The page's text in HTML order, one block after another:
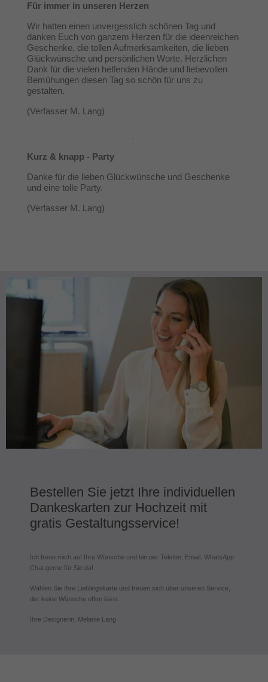
Für immer in unseren Herzen
Wir hatten einen unvergesslich schönen Tag und
danken Euch von ganzem Herzen für die ideenreichen
Geschenke, die tollen Aufmerksamkeiten, die lieben
Glückwünsche und persönlichen Worte. Herzlichen
Dank für die vielen helfenden Hände und liebevollen
Bemühungen diesen Tag so schön für uns zu
gestalten.
(Verfasser M. Lang)
Kurz & knapp - Party
Danke für die lieben Glückwünsche und Geschenke
und eine tolle Party.
(Verfasser M. Lang)
Bestellen Sie jetzt Ihre individuellen
Dankeskarten zur Hochzeit mit
gratis Gestaltungsservice!
Ich freue mich auf Ihre Wünsche und bin per Telefon, Email, WhatsApp
Chat gerne für Sie da!
Wählen Sie Ihre Lieblingskarte und freuen sich über unseren Service,
der keine Wünsche offen lässt.
Ihre Designerin, Melanie Lang